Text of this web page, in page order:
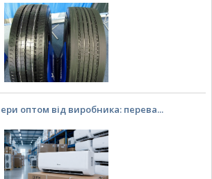
оптом від виробника: перева...